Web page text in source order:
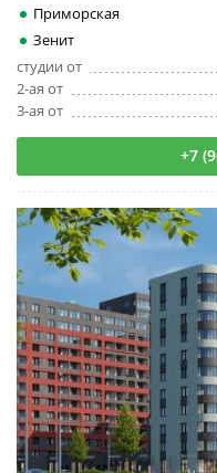
Приморская
Зенит
студии от
2-ая от
3-ая от
+7